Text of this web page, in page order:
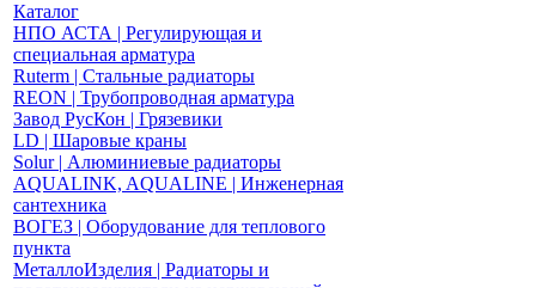
Каталог
НПО АСТА | Регулирующая и
специальная арматура
Ruterm | Стальные радиаторы
REON | Трубопроводная арматура
Завод РусКон | Грязевики
LD | Шаровые краны
Solur | Алюминиевые радиаторы
AQUALINK, AQUALINE | Инженерная
сантехника
ВОГЕЗ | Оборудование для теплового
пункта
МеталлоИзделия | Радиаторы и